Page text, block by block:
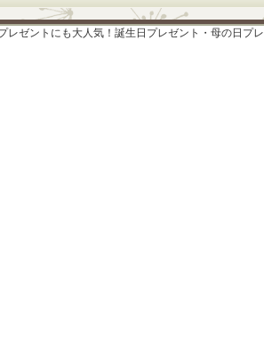
レゼントにも大人気！誕生日プレゼント・母の日プ